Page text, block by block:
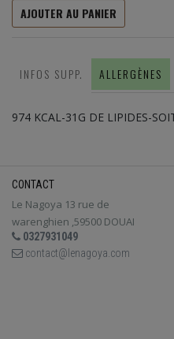
AJOUTER AU PANIER
INFOS SUPP. ALLERGÈNES
974 KCAL-31G DE LIPIDES-
CONTACT
Le Nagoya 13 rue de
warenghien ,59500 DOUAI
0327931049
contact@lenagoya.com